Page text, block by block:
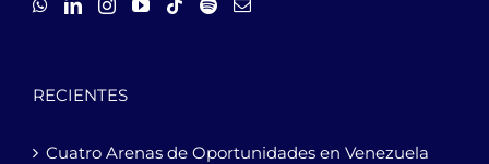
RECIENTES
Cuatro Arenas de Oportunidades en Venezuela